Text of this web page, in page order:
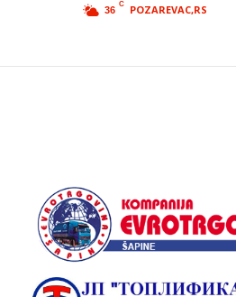
36
C POZAREVAC,RS